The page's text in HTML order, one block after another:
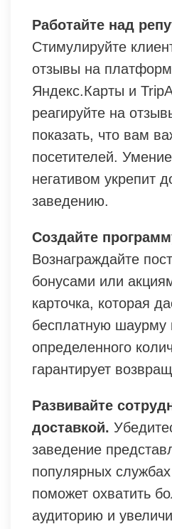
Работайте над
Стимулируйте
отзывы на
Яндекс.Карты и
реагируйте на
показать, что вам
посетителей.
негативом укрепит
заведению.
Создайте
Вознаграждайте
бонусами или
карточка, которая
бесплатную шаурму
определенного
гарантирует
Развивайте
доставкой.
заведение
популярных
поможет охватить
аудиторию и